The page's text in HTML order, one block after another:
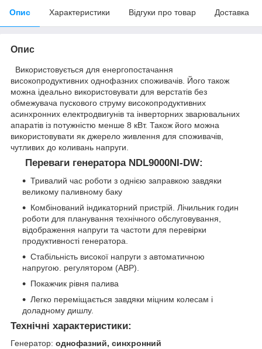
Опис Характеристики Відгуки про товар Доставка
Опис
Використовується для енергопостачання
високопродуктивних однофазних споживачів. Його також
можна ідеально використовувати для верстатів без
обмежувача пускового струму високопродуктивних
асинхронних електродвигунів та інверторних зварювальних
апаратів із потужністю менше 8 кВт. Також його можна
використовувати як джерело живлення для споживачів,
чутливих до коливань напруги.
Переваги генератора NDL9000NI-DW:
Тривалий час роботи з однією заправкою завдяки
великому паливному баку
Комбінований індикаторний пристрій. Лічильник годин
роботи для планування технічного обслуговування,
відображення напруги та частоти для перевірки
продуктивності генератора.
Стабільність високої напруги з автоматичною
напругою. регулятором (АВР).
Покажчик рівня палива
Легко переміщається завдяки міцним колесам і
доладному дишлу.
Технічні характеристики:
Генератор: однофазний, синхронний